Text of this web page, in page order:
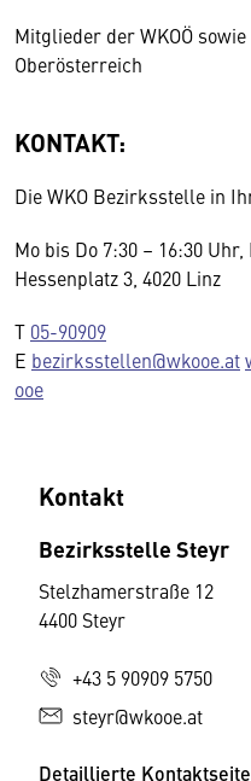
Mitglieder der WKOÖ
Oberösterreich
KONTAKT:
Die WKO Bezirksstelle in
Mo bis Do 7:30 – 16:30
Hessenplatz 3, 4020 Linz
T 05-90909
E bezirksstellen@wkooe.at
ooe
Kontakt
Bezirksstelle Steyr
Stelzhamerstraße 12
4400 Steyr
+43 5 90909 5750
steyr@wkooe.at
Detaillierte Kontaktseite